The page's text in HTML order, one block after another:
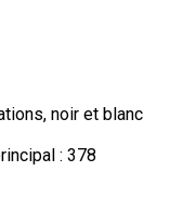
noir et blanc
: 378